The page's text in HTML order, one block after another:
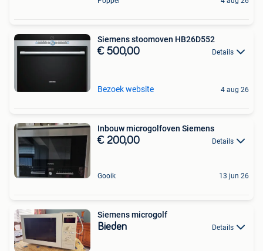
Siemens stoomoven HB26D552
€ 500,00 Details
Bezoek website 4 aug 26
Inbouw microgolfoven Siemens
€ 200,00 Details
Gooik 13 jun 26
Siemens microgolf
Bieden Details